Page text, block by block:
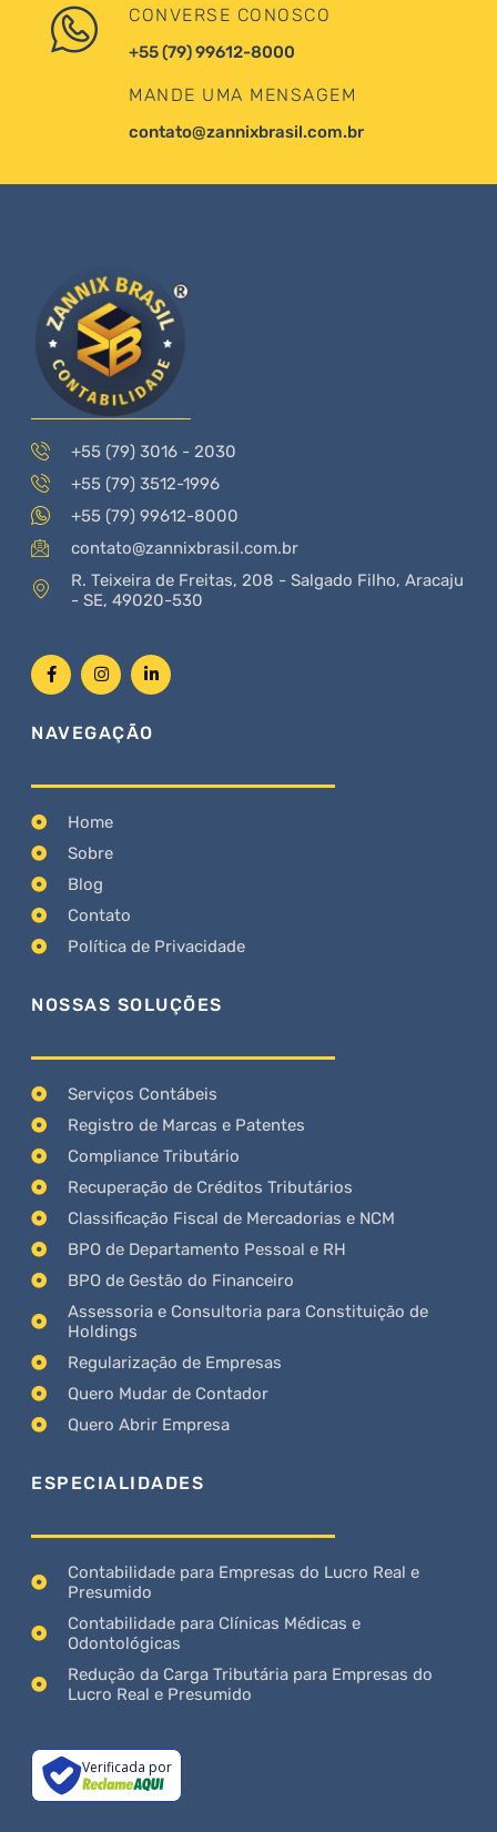
CONVERSE CONOSCO
+55 (79) 99612-8000
MANDE UMA MENSAGEM
contato@zannixbrasil.com.br
+55 (79) 3016 - 2030
+55 (79) 3512-1996
+55 (79) 99612-8000
contato@zannixbrasil.com.br
R. Teixeira de Freitas, 208 - Salgado Filho, Aracaju
- SE, 49020-530
NAVEGAÇÃO
Home
Sobre
Blog
Contato
Política de Privacidade
NOSSAS SOLUÇÕES
Serviços Contábeis
Registro de Marcas e Patentes
Compliance Tributário
Recuperação de Créditos Tributários
Classificação Fiscal de Mercadorias e NCM
BPO de Departamento Pessoal e RH
BPO de Gestão do Financeiro
Assessoria e Consultoria para Constituição de
Holdings
Regularização de Empresas
Quero Mudar de Contador
Quero Abrir Empresa
ESPECIALIDADES
Contabilidade para Empresas do Lucro Real e
Presumido
Contabilidade para Clínicas Médicas e
Odontológicas
Redução da Carga Tributária para Empresas do
Lucro Real e Presumido
Verificada por